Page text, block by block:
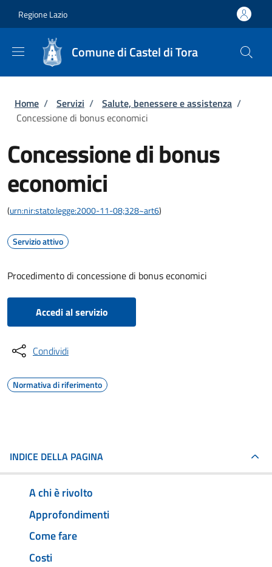
Regione Lazio
Comune di Castel di Tora
Briciole di pane
Home / Servizi / Salute, benessere e assistenza /
Concessione di bonus economici
Concessione di bonus
economici
(urn:nir:stato:legge:2000-11-08;328~art6)
Servizio attivo
Procedimento di concessione di bonus economici
Accedi al servizio
Condividi
Normativa di riferimento
INDICE DELLA PAGINA
A chi è rivolto
Approfondimenti
Come fare
Costi